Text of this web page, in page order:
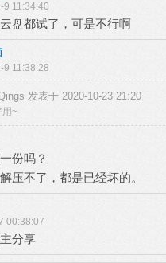
9 11:34:40
盘都试了，可是不行啊
9 11:38:28
发表于 2020-10-23 21:20
用~
份吗？
压不了，都是已经坏的。
00:38:07
分享